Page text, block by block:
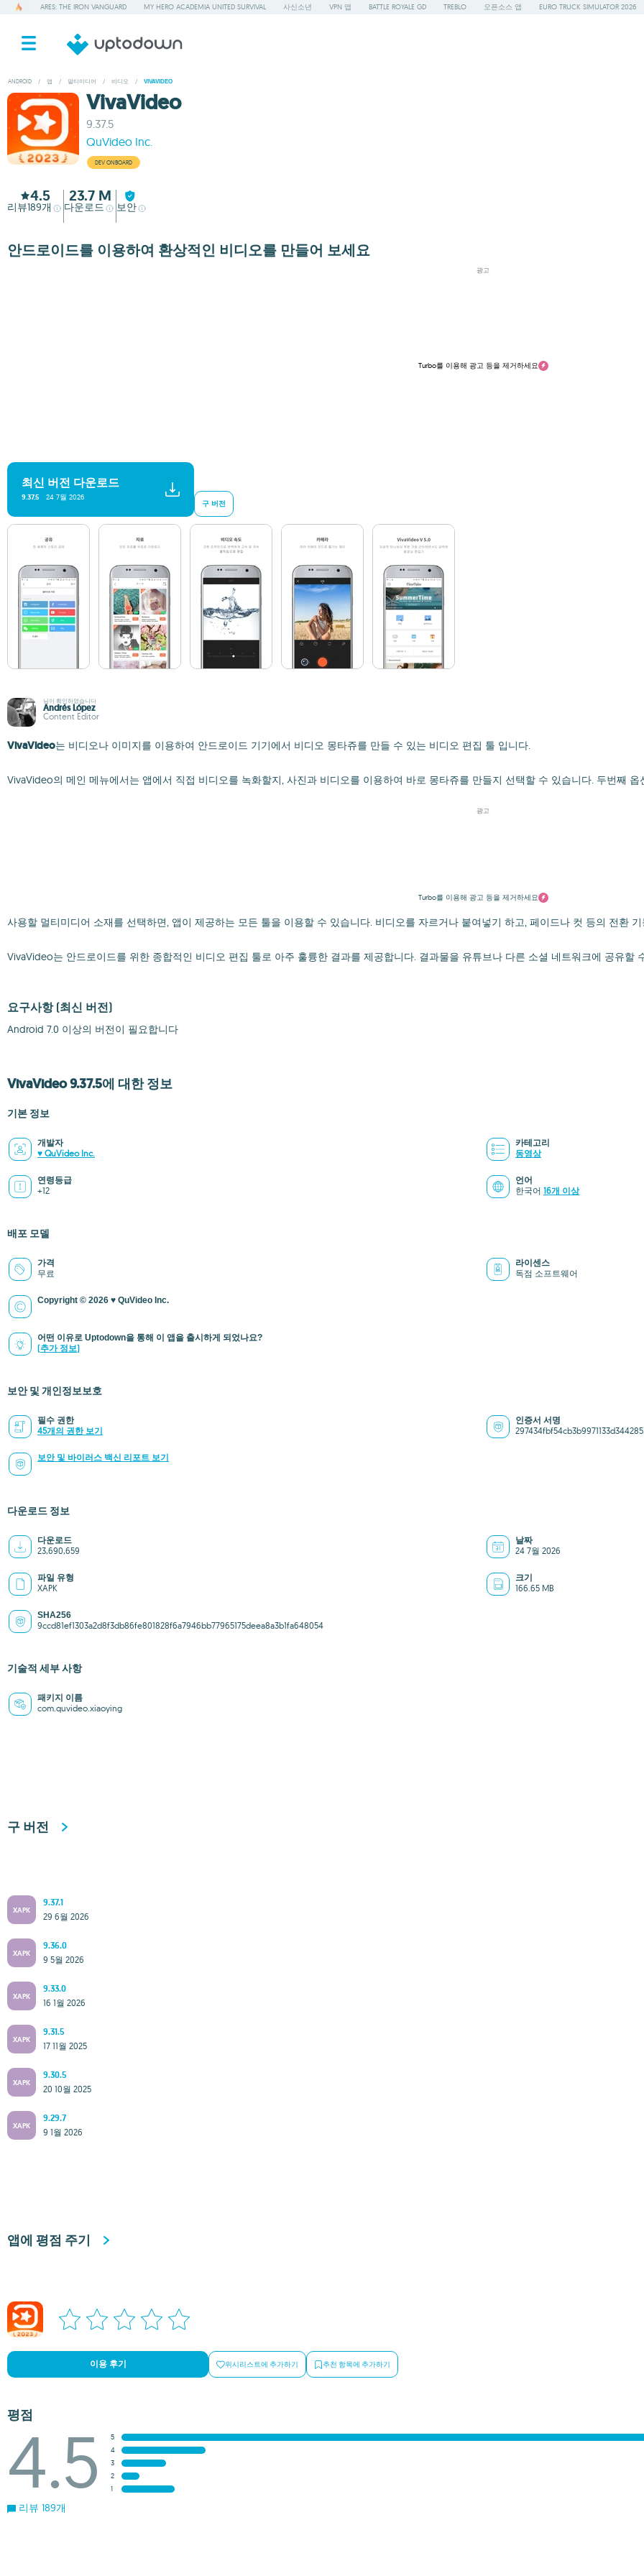
ARES: THE IRON VANGUARD MY HERO ACADEMIA UNITED SURVIVAL 사신소년 VPN 앱 BATTLE ROYALE GD TREBLO 오픈소스 앱 EURO TRUCK SIMULATOR 2026
ANDROID / 앱 / 멀티미디어 / 비디오 / VIVAVIDEO
VivaVideo
9.37.5
QuVideo Inc.
DEV ONBOARD
4.5
리뷰189개
23.7 M
다운로드 보안
안드로이드를 이용하여 환상적인 비디오를 만들어 보세요
광고
Turbo를 이용해 광고 등을 제거하세요
최신 버전 다운로드
9.37.5 24 7월 2026
구 버전
님이 확인하였습니다
Andrés López
Content Editor
VivaVideo는 비디오나 이미지를 이용하여 안드로이드 기기에서 비디오 몽타쥬를 만들 수 있는 비디오 편집 툴 입니다.
VivaVideo의 메인 메뉴에서는 앱에서 직접 비디오를 녹화할지, 사진과 비디오를 이용하여 바로 몽타쥬를 만들지 선택할 수 있습니다. 두번째
광고
Turbo를 이용해 광고 등을 제거하세요
사용할 멀티미디어 소재를 선택하면, 앱이 제공하는 모든 툴을 이용할 수 있습니다. 비디오를 자르거나 붙여넣기 하고, 페이드나 컷 등의 전환
VivaVideo는 안드로이드를 위한 종합적인 비디오 편집 툴로 아주 훌륭한 결과를 제공합니다. 결과물을 유튜브나 다른 소셜 네트워크에 공유할
요구사항 (최신 버전)
Android 7.0 이상의 버전이 필요합니다
VivaVideo 9.37.5에 대한 정보
기본 정보
개발자
♥ QuVideo Inc.
카테고리
동영상
연령등급
+12
언어
한국어 16개 이상
배포 모델
가격
무료
라이센스
독점 소프트웨어
Copyright © 2026 ♥ QuVideo Inc.
어떤 이유로 Uptodown을 통해 이 앱을 출시하게 되었나요?
(추가 정보)
보안 및 개인정보보호
필수 권한
45개의 권한 보기
인증서 서명
보안 및 바이러스 백신 리포트 보기
다운로드 정보
다운로드
23,690,659
날짜
24 7월 2026
파일 유형
XAPK
크기
166.65 MB
SHA256
9ccd81ef1303a2d8f3db86fe801828f6a7946bb77965175deea8a3b1fa648054
기술적 세부 사항
패키지 이름
com.quvideo.xiaoying
구 버전
XAPK
9.37.1
29 6월 2026
XAPK
9.36.0
9 5월 2026
XAPK
9.33.0
16 1월 2026
XAPK
9.31.5
17 11월 2025
XAPK
9.30.5
20 10월 2025
XAPK
9.29.7
9 1월 2026
앱에 평점 주기
이용 후기 위시리스트에 추가하기 추천 항목에 추가하기
평점
4.5
5
4
3
2
1
리뷰 189개